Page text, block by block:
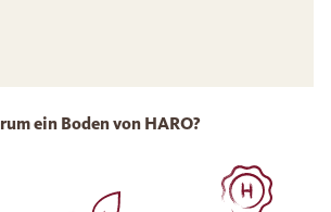
ein Boden von HARO?